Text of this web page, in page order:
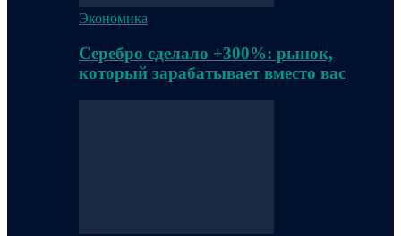
Экономика
Серебро сделало +300%: рынок,
который зарабатывает вместо вас